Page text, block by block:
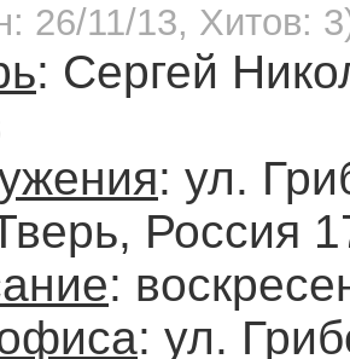
26/11/13, Хитов:
: Сергей
: ул.
Россия
:
: ул.